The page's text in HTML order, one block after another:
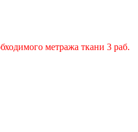
метража ткани 3 раб.